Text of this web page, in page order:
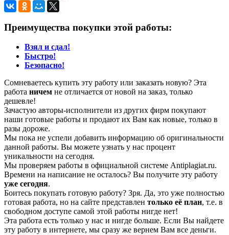
Преимущества покупки этой работы:
Взял и сдал!
Быстро!
Безопасно!
Сомневаетесь купить эту работу или заказать новую? Эта
работа ничем не отличается от новой на заказ, только
дешевле!
Зачастую авторы-исполнители из других фирм покупают
наши готовые работы и продают их Вам как новые, только в
разы дороже.
Мы пока не успели добавить информацию об оригинальности
данной работы. Вы можете узнать у нас процент
уникальности на сегодня.
Мы проверяем работы в официальной системе Аntiplagiat.ru.
Времени на написание не осталось? Вы получите эту работу
уже сегодня.
Боитесь покупать готовую работу? Зря. Да, это уже полностью
готовая работа, но на сайте представлен только её план, т.е. в
свободном доступе самой этой работы нигде нет!
Эта работа есть только у нас и нигде больше. Если Вы найдете
эту работу в интернете, мы сразу же вернем Вам все деньги.